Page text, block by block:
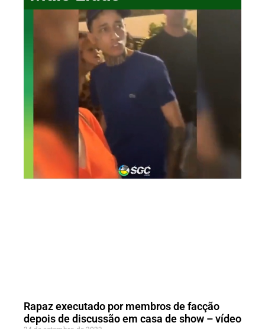
Rapaz executado por membros de facção
depois de discussão em casa de show – vídeo